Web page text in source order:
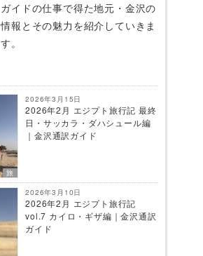
ガイドの仕事で得た地元・金沢の
情報とその魅力を紹介していきま
す。
旅
2026年3月15日
2026年2月 エジプト旅行記 最終
日・サッカラ・ダハシュール編
｜金沢通訳ガイド
2026年3月10日
2026年2月 エジプト旅行記
vol.7 カイロ・ギザ編｜金沢通訳
ガイド